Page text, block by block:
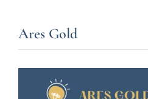
Ares Gold